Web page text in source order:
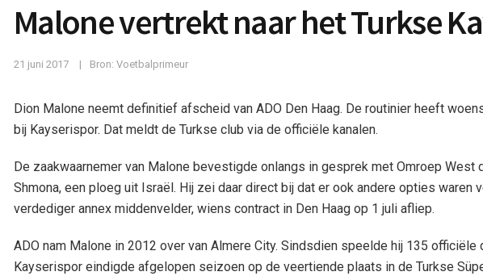
Malone vertrekt naar het Turkse
21 juni 2017 Bron: Voetbalprimeur
Dion Malone neemt definitief afscheid van ADO Den Haag. De routinier heeft
bij Kayserispor. Dat meldt de Turkse club via de officiële kanalen.
De zaakwaarnemer van Malone bevestigde onlangs in gesprek met Omroep West
Shmona, een ploeg uit Israël. Hij zei daar direct bij dat er ook andere opties
verdediger annex middenvelder, wiens contract in Den Haag op 1 juli afliep.
ADO nam Malone in 2012 over van Almere City. Sindsdien speelde hij 135
Kayserispor eindigde afgelopen seizoen op de veertiende plaats in de Turkse